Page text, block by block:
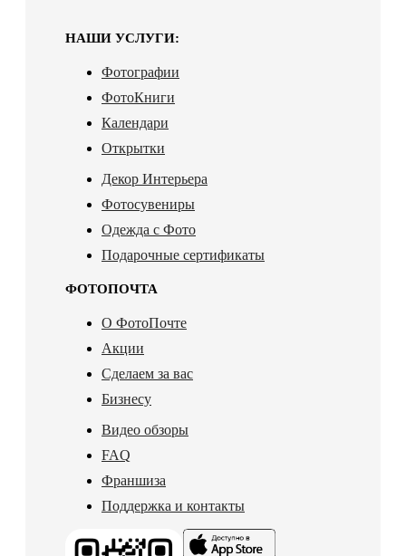
НАШИ УСЛУГИ:
Фотографии
ФотоКниги
Календари
Открытки
Декор Интерьера
Фотосувениры
Одежда с Фото
Подарочные сертификаты
ФОТОПОЧТА
О ФотоПочте
Акции
Сделаем за вас
Бизнесу
Видео обзоры
FAQ
Франшиза
Поддержка и контакты